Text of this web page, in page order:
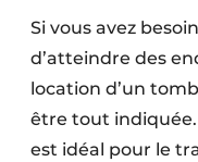
Protection solaire
Rénovation
Sécurité incendie
Si vous avez
d’atteindre des
location d’un
être tout
est idéal pour le